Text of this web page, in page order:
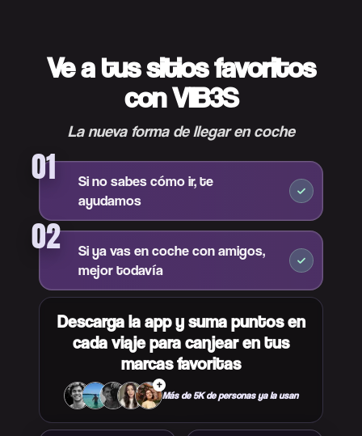
Ve a tus sitios favoritos
con VIB3S
La nueva forma de llegar en coche
01
Si no sabes cómo ir, te
ayudamos
02
Si ya vas en coche con amigos,
mejor todavía
Descarga la app y suma puntos en
cada viaje para canjear en tus
marcas favoritas
+
Más de 5K de personas ya la usan